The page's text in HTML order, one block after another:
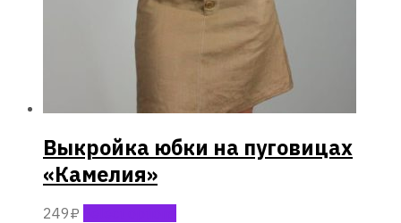
Выкройка юбки на пуговицах
«Камелия»
249₽